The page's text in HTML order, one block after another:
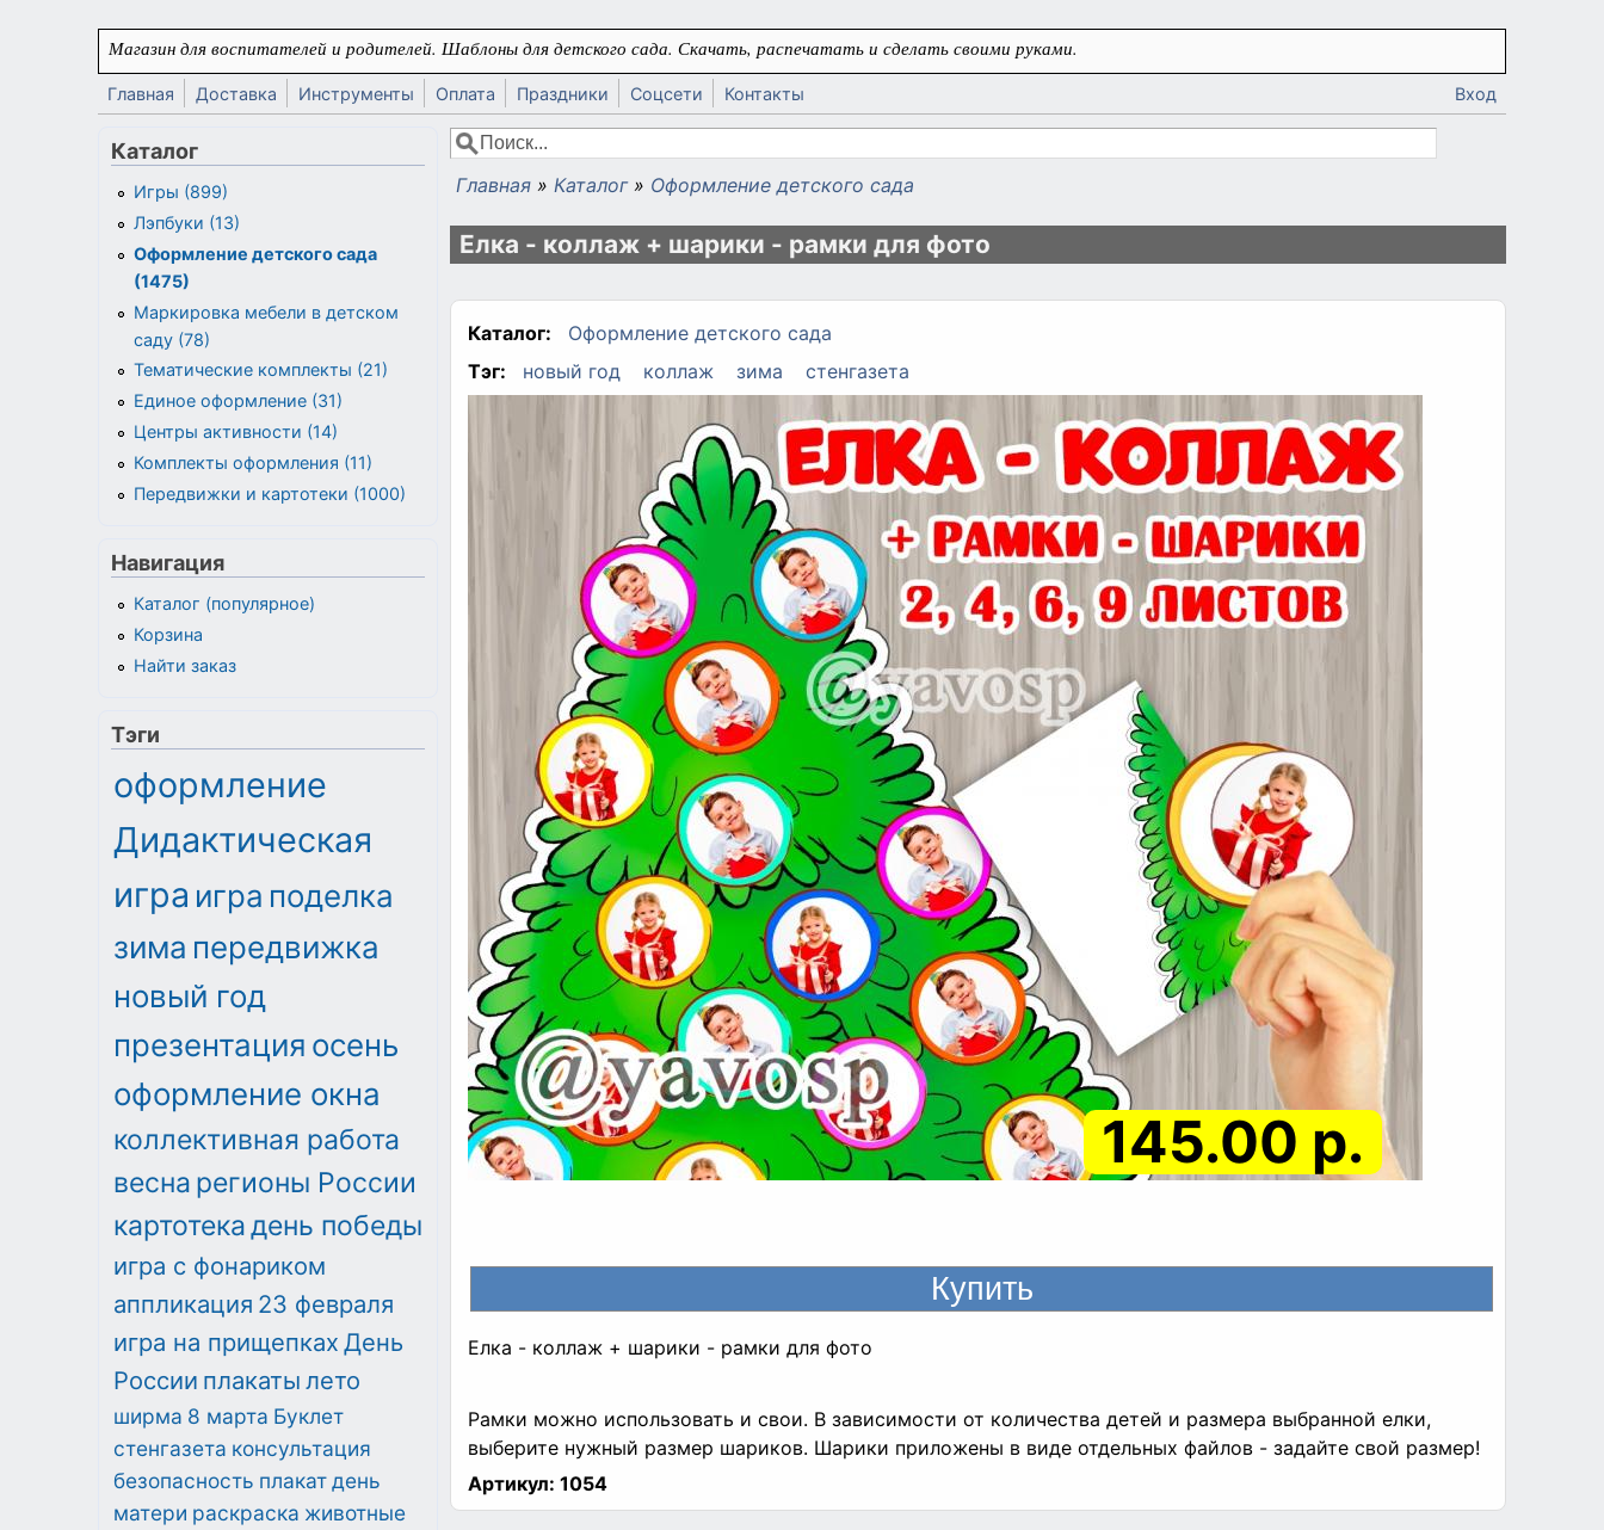
Перейти к основному содержанию
Магазин для воспитателей и родителей. Шаблоны для детского сада. Скачать, распечатать и сделать своими руками.
Главная Доставка Инструменты Оплата Праздники Соцсети Контакты Вход
Форма поиска
Поиск
Вы здесь
Главная » Каталог » Оформление детского сада
Елка - коллаж + шарики - рамки для фото
Каталог:
Оформление детского сада
Тэг:
новый год коллаж зима стенгазета
145.00 р.
Елка - коллаж + шарики - рамки для фото
Рамки можно использовать и свои. В зависимости от количества детей и размера выбранной елки,
выберите нужный размер шариков. Шарики приложены в виде отдельных файлов - задайте свой размер!
Артикул: 1054
Каталог
Игры (899)
Лэпбуки (13)
Оформление детского сада
(1475)
Маркировка мебели в детском
саду (78)
Тематические комплекты (21)
Единое оформление (31)
Центры активности (14)
Комплекты оформления (11)
Передвижки и картотеки (1000)
Навигация
Каталог (популярное)
Корзина
Найти заказ
Тэги
оформление
Дидактическая
игра игра поделка
зима передвижка
новый год
презентация осень
оформление окна
коллективная работа
весна регионы России
картотекадень победы
игра с фонариком
аппликация 23 февраля
игра на прищепках День
России плакаты лето
ширма 8 марта Буклет
стенгазета консультация
безопасность плакатдень
матери раскраска животные